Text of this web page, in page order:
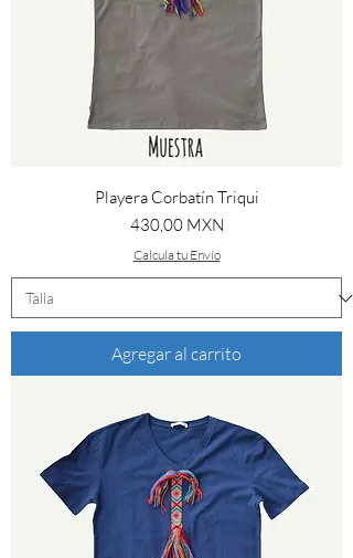
Playera Corbatín Triqui
Precio
430,00 MXN
Calcula tu Envío
Agregar al carrito